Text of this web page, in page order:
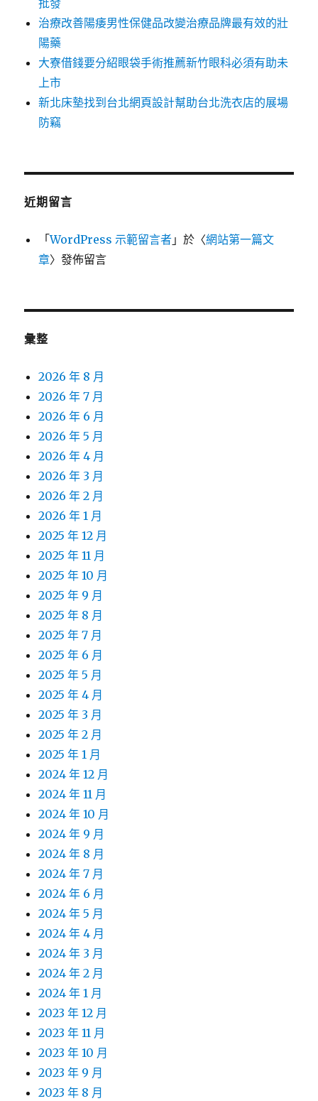
批發
治療改善陽痿男性保健品改變治療品牌最有效的壯
陽藥
大寮借錢要分紹眼袋手術推薦新竹眼科必須有助未
上市
新北床墊找到台北網頁設計幫助台北洗衣店的展場
防竊
近期留言
「WordPress 示範留言者 」於〈網站第一篇文
章〉發佈留言
彙整
2026 年 8 月
2026 年 7 月
2026 年 6 月
2026 年 5 月
2026 年 4 月
2026 年 3 月
2026 年 2 月
2026 年 1 月
2025 年 12 月
2025 年 11 月
2025 年 10 月
2025 年 9 月
2025 年 8 月
2025 年 7 月
2025 年 6 月
2025 年 5 月
2025 年 4 月
2025 年 3 月
2025 年 2 月
2025 年 1 月
2024 年 12 月
2024 年 11 月
2024 年 10 月
2024 年 9 月
2024 年 8 月
2024 年 7 月
2024 年 6 月
2024 年 5 月
2024 年 4 月
2024 年 3 月
2024 年 2 月
2024 年 1 月
2023 年 12 月
2023 年 11 月
2023 年 10 月
2023 年 9 月
2023 年 8 月